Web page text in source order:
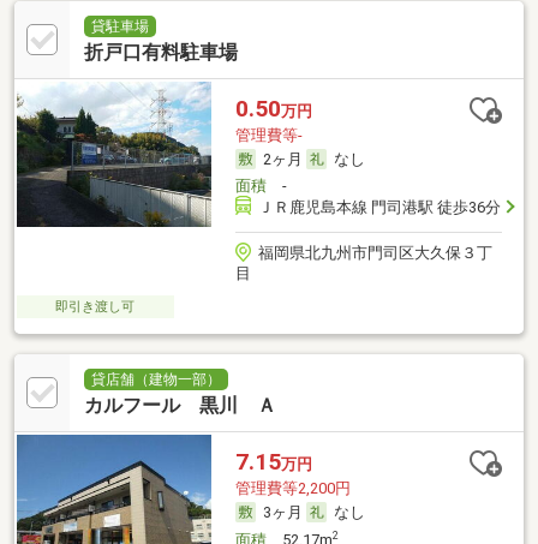
貸駐車場
折戸口有料駐車場
0.50万円
管理費等-
2ヶ月
なし
面積-
ＪＲ鹿児島本線 門司港駅 徒歩36分
福岡県北九州市門司区大久保３丁
目
即引き渡し可
貸店舗（建物一部）
カルフール 黒川 Ａ
7.15万円
管理費等2,200円
3ヶ月
なし
面積52.17m2